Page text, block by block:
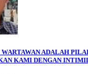
WARTAWAN ADALAH
KAMI DENGAN